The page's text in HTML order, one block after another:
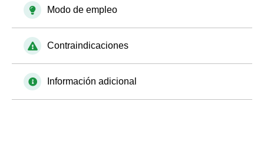
Modo de empleo
Contraindicaciones
Información adicional